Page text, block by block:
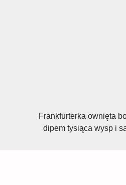
Frankfurterka ownięta
dipem tysiąca wysp i